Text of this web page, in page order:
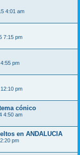
4:01 am
7:15 pm
pm
pm
cónico
4:50 am
en ANDALUCIA
pm